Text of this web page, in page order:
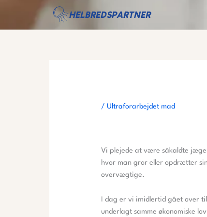
indholdet
HELBREDSPARTNER
/ Ultraforarbejdet mad
Vi plejede at være såkaldte
hvor man gror eller opdrætter
overvægtige.
I dag er vi imidlertid gået over
underlagt samme økonomiske